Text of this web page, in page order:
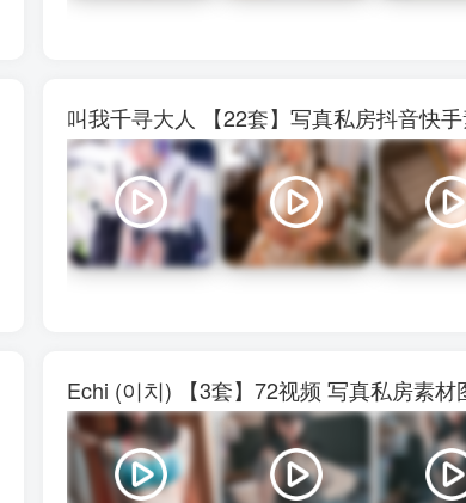
叫我千寻大人 【22套】写真私房抖音快
Echi (이치) 【3套】72视频 写真私房素材